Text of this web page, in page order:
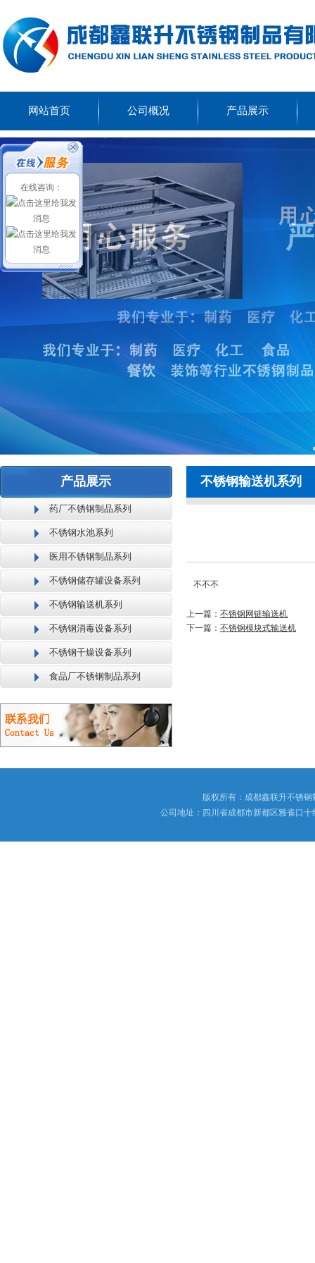
网站首页 公司概况 产品展示
产品展示
药厂不锈钢制品系列
不锈钢水池系列
医用不锈钢制品系列
不锈钢储存罐设备系列
不锈钢输送机系列
不锈钢消毒设备系列
不锈钢干燥设备系列
食品厂不锈钢制品系列
不锈钢输送机系列
不不不
上一篇： 不锈钢网链输送机
下一篇： 不锈钢模块式输送机
版权所有：成都鑫联升不
公司地址：四川省成都市新都区雅雀
在线咨询：